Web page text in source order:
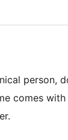
person,
comes